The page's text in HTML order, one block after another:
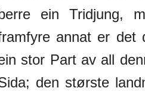
ein Tridjung,
annat er det
stor Part av all
den største